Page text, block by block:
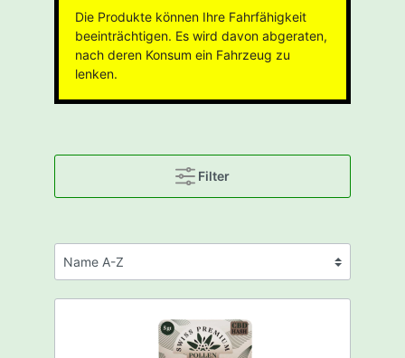
Die Produkte können Ihre Fahrfähigkeit
beeinträchtigen. Es wird davon abgeraten,
nach deren Konsum ein Fahrzeug zu
lenken.
Filter